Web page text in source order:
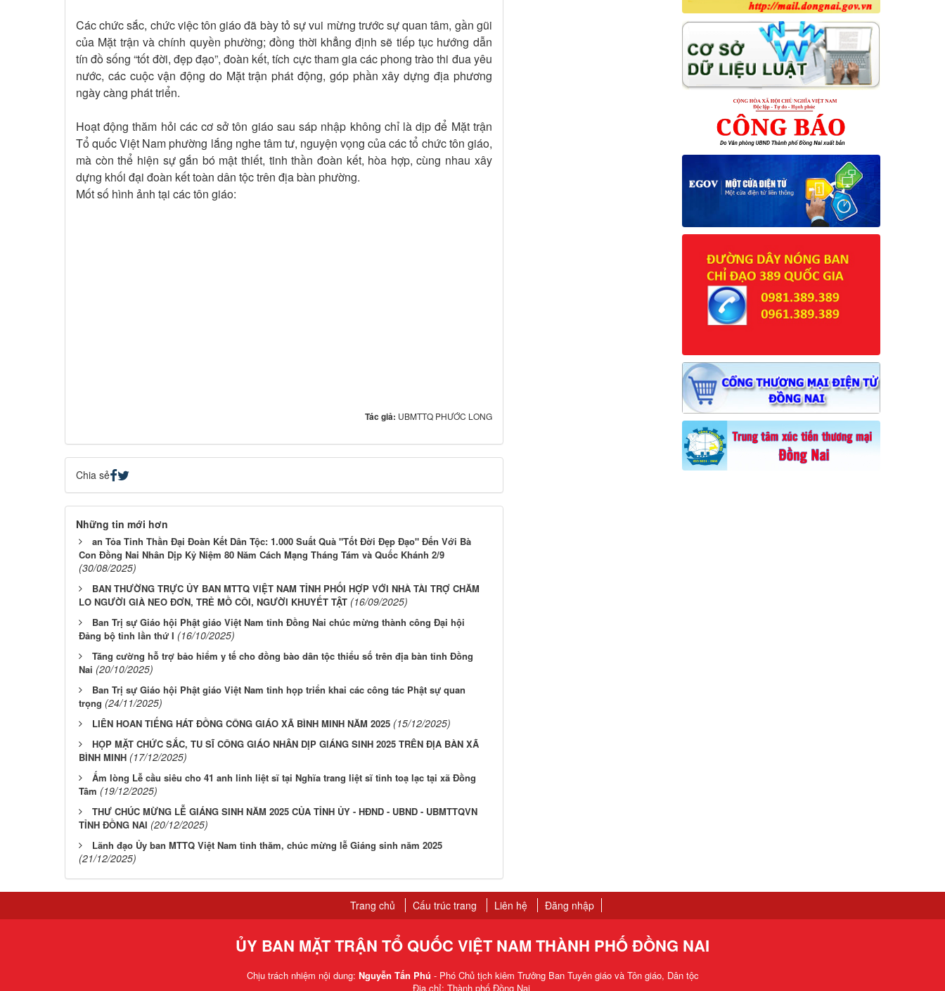
Các chức sắc, chức việc tôn giáo đã bày tỏ sự vui mừng trước sự quan tâm, gần gũi
của Mặt trận và chính quyền phường; đồng thời khẳng định sẽ tiếp tục hướng dẫn
tín đồ sống “tốt đời, đẹp đạo”, đoàn kết, tích cực tham gia các phong trào thi đua yêu
nước, các cuộc vận động do Mặt trận phát động, góp phần xây dựng địa phương
ngày càng phát triển.
Hoạt động thăm hỏi các cơ sở tôn giáo sau sáp nhập không chỉ là dịp để Mặt trận
Tổ quốc Việt Nam phường lắng nghe tâm tư, nguyện vọng của các tổ chức tôn giáo,
mà còn thể hiện sự gắn bó mật thiết, tinh thần đoàn kết, hòa hợp, cùng nhau xây
dựng khối đại đoàn kết toàn dân tộc trên địa bàn phường.
Mốt số hình ảnh tại các tôn giáo:
Tác giả: UBMTTQ PHƯỚC LONG
Chia sẻ
Những tin mới hơn
an Tỏa Tinh Thần Đại Đoàn Kết Dân Tộc: 1.000 Suất Quà "Tốt Đời Đẹp Đạo" Đến Với Bà
Con Đồng Nai Nhân Dịp Kỷ Niệm 80 Năm Cách Mạng Tháng Tám và Quốc Khánh 2/9
(30/08/2025)
BAN THƯỜNG TRỰC ỦY BAN MTTQ VIỆT NAM TỈNH PHỐI HỢP VỚI NHÀ TÀI TRỢ CHĂM
LO NGƯỜI GIÀ NEO ĐƠN, TRẺ MỒ CÔI, NGƯỜI KHUYẾT TẬT (16/09/2025)
Ban Trị sự Giáo hội Phật giáo Việt Nam tỉnh Đồng Nai chúc mừng thành công Đại hội
Đảng bộ tỉnh lần thứ I (16/10/2025)
Tăng cường hỗ trợ bảo hiểm y tế cho đồng bào dân tộc thiểu số trên địa bàn tỉnh Đồng
Nai (20/10/2025)
Ban Trị sự Giáo hội Phật giáo Việt Nam tỉnh họp triển khai các công tác Phật sự quan
trọng (24/11/2025)
LIÊN HOAN TIẾNG HÁT ĐỒNG CÔNG GIÁO XÃ BÌNH MINH NĂM 2025 (15/12/2025)
HỌP MẶT CHỨC SẮC, TU SĨ CÔNG GIÁO NHÂN DỊP GIÁNG SINH 2025 TRÊN ĐỊA BÀN XÃ
BÌNH MINH (17/12/2025)
Ấm lòng Lễ cầu siêu cho 41 anh linh liệt sĩ tại Nghĩa trang liệt sĩ tỉnh toạ lạc tại xã Đồng
Tâm (19/12/2025)
THƯ CHÚC MỪNG LỄ GIÁNG SINH NĂM 2025 CỦA TỈNH ỦY - HĐND - UBND - UBMTTQVN
TỈNH ĐỒNG NAI (20/12/2025)
Lãnh đạo Ủy ban MTTQ Việt Nam tỉnh thăm, chúc mừng lễ Giáng sinh năm 2025
(21/12/2025)
Trang chủ Cấu trúc trang Liên hệ Đăng nhập
ỦY BAN MẶT TRẬN TỔ QUỐC VIỆT NAM THÀNH PHỐ ĐỒNG NAI
Chịu trách nhiệm nội dung: Nguyễn Tấn Phú - Phó Chủ tịch kiêm Trưởng Ban Tuyên giáo và Tôn giáo, Dân tộc
Địa chỉ: Thành phố Đồng Nai